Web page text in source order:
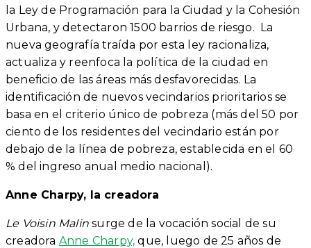
la Ley de Programación para la Ciudad y la Cohesión
Urbana, y detectaron 1500 barrios de riesgo. La
nueva geografía traída por esta ley racionaliza,
actualiza y reenfoca la política de la ciudad en
beneficio de las áreas más desfavorecidas. La
identificación de nuevos vecindarios prioritarios se
basa en el criterio único de pobreza (más del 50 por
ciento de los residentes del vecindario están por
debajo de la línea de pobreza, establecida en el 60
% del ingreso anual medio nacional).
Anne Charpy, la creadora
Le Voisin Malin surge de la vocación social de su
creadora Anne Charpy, que, luego de 25 años de